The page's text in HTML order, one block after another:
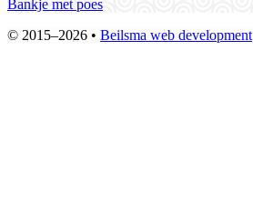
Bankje met poes
© 2015–2026 • Beilsma web development